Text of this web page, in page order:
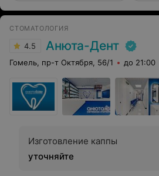
СТОМАТОЛОГИЯ
4.5 Анюта-Дент
Гомель, пр-т Октября, 56/1 до 21:00
Изготовление каппы
уточняйте